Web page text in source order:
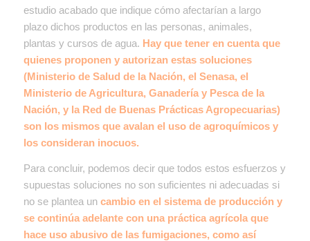
estudio acabado que indique cómo afectarían a largo
plazo dichos productos en las personas, animales,
plantas y cursos de agua. Hay que tener en cuenta que
quienes proponen y autorizan estas soluciones
(Ministerio de Salud de la Nación, el Senasa, el
Ministerio de Agricultura, Ganadería y Pesca de la
Nación, y la Red de Buenas Prácticas Agropecuarias)
son los mismos que avalan el uso de agroquímicos y
los consideran inocuos.
Para concluir, podemos decir que todos estos esfuerzos y
supuestas soluciones no son suficientes ni adecuadas si
no se plantea un cambio en el sistema de producción y
se continúa adelante con una práctica agrícola que
hace uso abusivo de las fumigaciones, como así